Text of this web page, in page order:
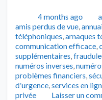
Publié
4 months ago
amis perdus de vue,
téléphoniques,arnaques
communication efficace,
supplémentaires,
numéros inverses,
problèmes financiers,
d'urgence,services en
privée
Laisser un